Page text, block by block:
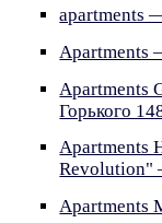
Apartments
Apartments
Горького
Apartments
Revolution"
Apartments